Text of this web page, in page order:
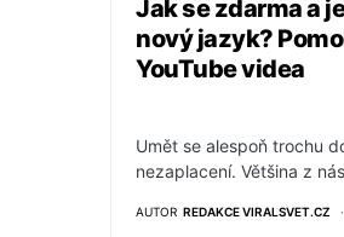
Jak se zdarma a
nový jazyk?
YouTube videa
Umět se alespoň trochu
nezaplacení. Většina z
AUTOR REDAKCE VIRALSVET.CZ